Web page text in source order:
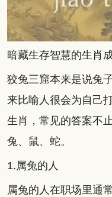
暗藏生存智慧的生肖
狡兔三窟本来是说兔
来比喻人很会为自己
生肖，常见的答案不
兔、鼠、蛇。
1.属兔的人
属兔的人在职场里通